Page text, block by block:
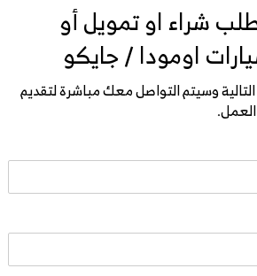
شراء او تمويل أو
اومودا / جايكو
وسيتم التواصل معك مباشرة لتقديم